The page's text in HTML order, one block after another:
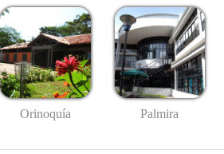
Orinoquía Palmira